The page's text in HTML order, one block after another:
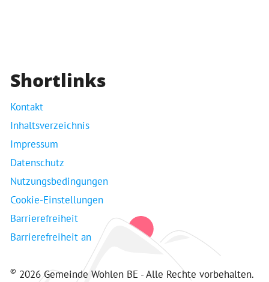
Shortlinks
Kontakt
Inhaltsverzeichnis
Impressum
Datenschutz
Nutzungsbedingungen
Cookie-Einstellungen
Barrierefreiheit
Barrierefreiheit an
© 2026 Gemeinde Wohlen BE - Alle Rechte vorbehalten.